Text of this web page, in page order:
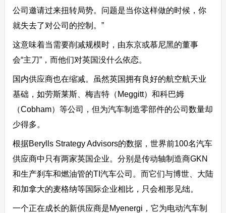
公司邀请过来扭转局势。问题是当你这样做的时候，你
就失去了对公司的控制。”
这意味着当需要削减规模时，由东京或慕尼黑的董事
会“主刀”，而他们对英国没什么依恋。
国内供应商也在缩减。虽然英国拥有良好的航空航天业
基础，如劳斯莱斯、梅吉特（Meggitt）和科巴姆
（Cobham）等公司，但为汽车制造零部件的公司数量却
少得多。
根据Berylls Strategy Advisors的数据，世界前100名汽车
供应商中只有两家英国企业。分别是传动轴制造商GKN
和生产刹车和燃油管的TI汽车公司。而它们与博世、大陆
和加拿大的麦格纳等国际企业相比，只会相形见绌。
一个正在成长的新供应商是Myenergi，它为电动汽车制